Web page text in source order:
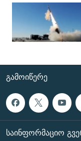
ᲒᲐᲛᲝᲘᲬᲔᲠᲔ
ᲡᲐᲘᲜᲤᲝᲠᲛᲐᲪᲘᲝ